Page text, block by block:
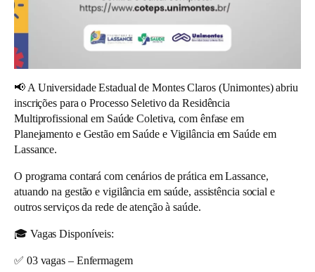
📢 A Universidade Estadual de Montes Claros (Unimontes) abriu
inscrições para o Processo Seletivo da Residência
Multiprofissional em Saúde Coletiva, com ênfase em
Planejamento e Gestão em Saúde e Vigilância em Saúde em
Lassance.
O programa contará com cenários de prática em Lassance,
atuando na gestão e vigilância em saúde, assistência social e
outros serviços da rede de atenção à saúde.
🎓 Vagas Disponíveis:
✅ 03 vagas – Enfermagem